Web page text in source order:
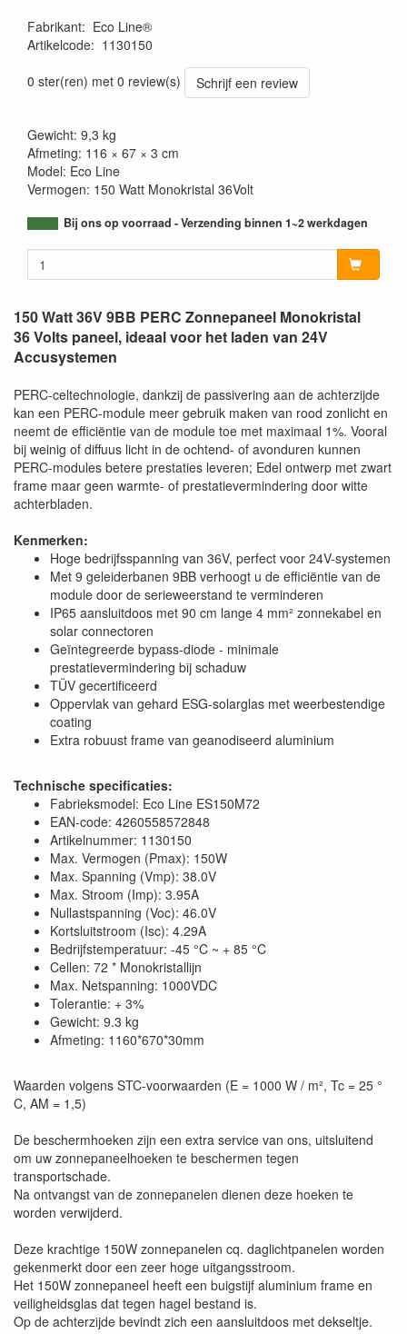
Fabrikant: Eco Line®
Artikelcode: 1130150
0 ster(ren) met 0 review(s)
Schrijf een review
Gewicht: 9,3 kg
Afmeting: 116 × 67 × 3 cm
Model: Eco Line
Vermogen: 150 Watt Monokristal 36Volt
Bij ons op voorraad - Verzending binnen 1~2 werkdagen
150 Watt 36V 9BB PERC Zonnepaneel Monokristal
36 Volts paneel, ideaal voor het laden van 24V
Accusystemen
PERC-celtechnologie, dankzij de passivering aan de achterzijde
kan een PERC-module meer gebruik maken van rood zonlicht en
neemt de efficiëntie van de module toe met maximaal 1%. Vooral
bij weinig of diffuus licht in de ochtend- of avonduren kunnen
PERC-modules betere prestaties leveren; Edel ontwerp met zwart
frame maar geen warmte- of prestatievermindering door witte
achterbladen.
Kenmerken:
Hoge bedrijfsspanning van 36V, perfect voor 24V-systemen
Met 9 geleiderbanen 9BB verhoogt u de efficiëntie van de
module door de serieweerstand te verminderen
IP65 aansluitdoos met 90 cm lange 4 mm² zonnekabel en
solar connectoren
Geïntegreerde bypass-diode - minimale
prestatievermindering bij schaduw
TÜV gecertificeerd
Oppervlak van gehard ESG-solarglas met weerbestendige
coating
Extra robuust frame van geanodiseerd aluminium
Technische specificaties:
Fabrieksmodel: Eco Line ES150M72
EAN-code: 4260558572848
Artikelnummer: 1130150
Max. Vermogen (Pmax): 150W
Max. Spanning (Vmp): 38.0V
Max. Stroom (Imp): 3.95A
Nullastspanning (Voc): 46.0V
Kortsluitstroom (Isc): 4.29A
Bedrijfstemperatuur: -45 °C ~ + 85 °C
Cellen: 72 * Monokristallijn
Max. Netspanning: 1000VDC
Tolerantie: + 3%
Gewicht: 9.3 kg
Afmeting: 1160*670*30mm
Waarden volgens STC-voorwaarden (E = 1000 W / m², Tc = 25 °
C, AM = 1,5)
De beschermhoeken zijn een extra service van ons, uitsluitend
om uw zonnepaneelhoeken te beschermen tegen
transportschade.
Na ontvangst van de zonnepanelen dienen deze hoeken te
worden verwijderd.
Deze krachtige 150W zonnepanelen cq. daglichtpanelen worden
gekenmerkt door een zeer hoge uitgangsstroom.
Het 150W zonnepaneel heeft een buigstijf aluminium frame en
veiligheidsglas dat tegen hagel bestand is.
Op de achterzijde bevindt zich een aansluitdoos met dekseltje.